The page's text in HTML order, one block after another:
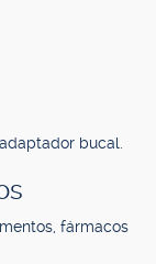
bucal.
fármacos